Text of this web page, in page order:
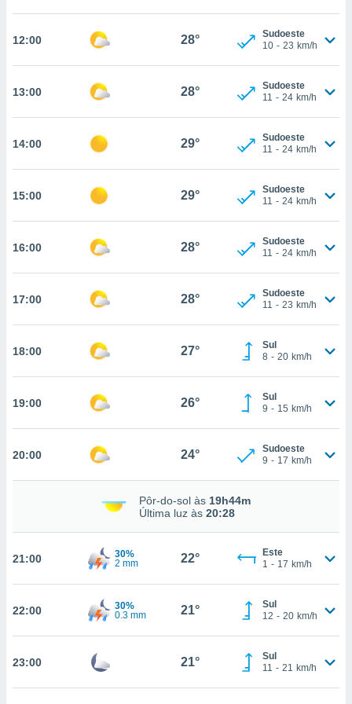
de que
o
Pode
ao
nós e
este sitio
de
possam
tal,
12:00 28°
Sudoeste
10 - 23 km/h
13:00 28°
Sudoeste
11 - 24 km/h
14:00 29°
Sudoeste
11 - 24 km/h
15:00 29°
Sudoeste
11 - 24 km/h
16:00 28°
Sudoeste
11 - 24 km/h
17:00 28°
Sudoeste
11 - 23 km/h
18:00 27°
Sul
8 - 20 km/h
19:00 26°
Sul
9 - 15 km/h
20:00 24°
Sudoeste
9 - 17 km/h
Pôr-do-sol às 19h44m
Última luz às 20:28
21:00
30%
2 mm
22°
Este
1 - 17 km/h
22:00
30%
0.3 mm
21°
Sul
12 - 20 km/h
23:00 21°
Sul
11 - 21 km/h